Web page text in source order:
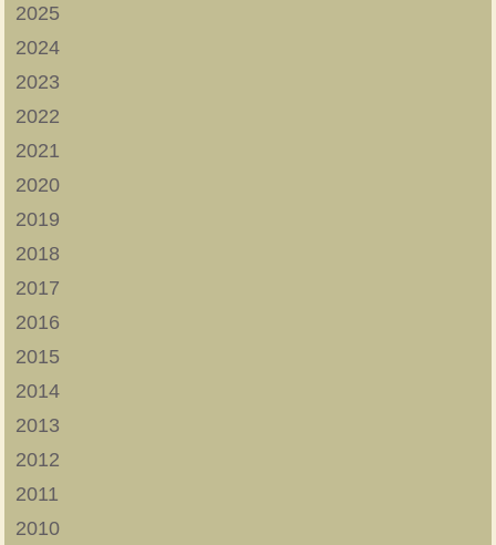
2025
2024
2023
2022
2021
2020
2019
2018
2017
2016
2015
2014
2013
2012
2011
2010